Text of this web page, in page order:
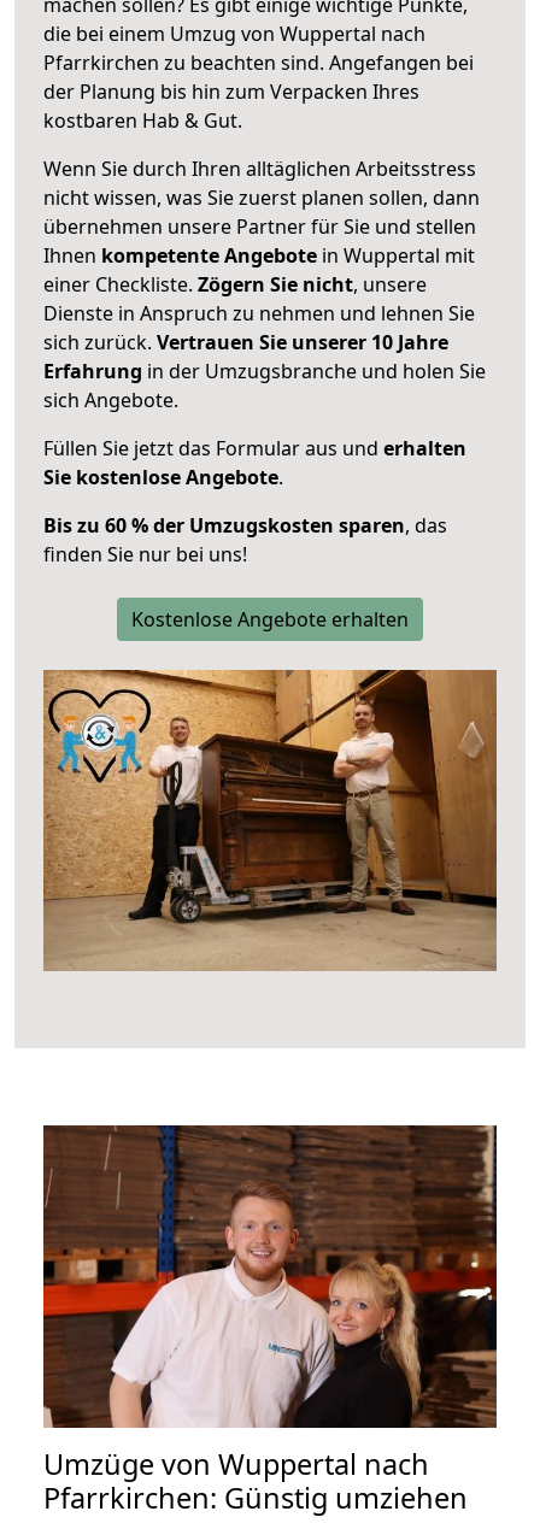
die bei einem Umzug von Wuppertal nach
Pfarrkirchen zu beachten sind. Angefangen bei
der Planung bis hin zum Verpacken Ihres
kostbaren Hab & Gut.
Wenn Sie durch Ihren alltäglichen Arbeitsstress
nicht wissen, was Sie zuerst planen sollen, dann
übernehmen unsere Partner für Sie und stellen
Ihnen kompetente Angebote in Wuppertal mit
einer Checkliste. Zögern Sie nicht, unsere
Dienste in Anspruch zu nehmen und lehnen Sie
sich zurück. Vertrauen Sie unserer 10 Jahre
Erfahrung in der Umzugsbranche und holen Sie
sich Angebote.
Füllen Sie jetzt das Formular aus und erhalten
Sie kostenlose Angebote.
Bis zu 60 % der Umzugskosten sparen, das
finden Sie nur bei uns!
Kostenlose Angebote erhalten
Umzüge von Wuppertal nach
Pfarrkirchen: Günstig umziehen